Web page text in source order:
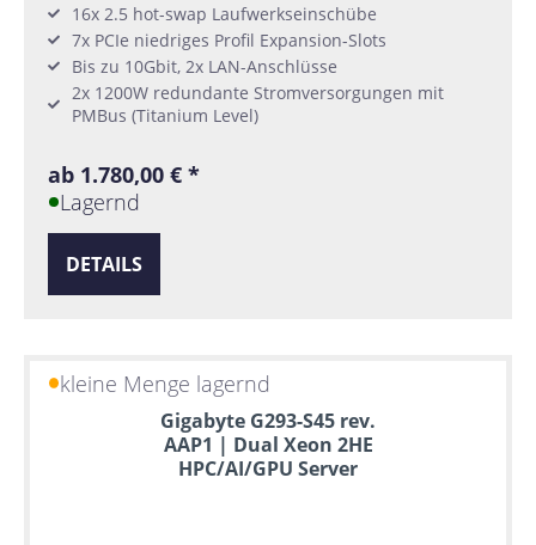
16x 2.5 hot-swap Laufwerkseinschübe
7x PCIe niedriges Profil Expansion-Slots
Bis zu 10Gbit, 2x LAN-Anschlüsse
2x 1200W redundante Stromversorgungen mit
PMBus (Titanium Level)
ab 1.780,00 € *
Lagernd
DETAILS
kleine Menge lagernd
Gigabyte G293-S45 rev.
AAP1 | Dual Xeon 2HE
HPC/AI/GPU Server